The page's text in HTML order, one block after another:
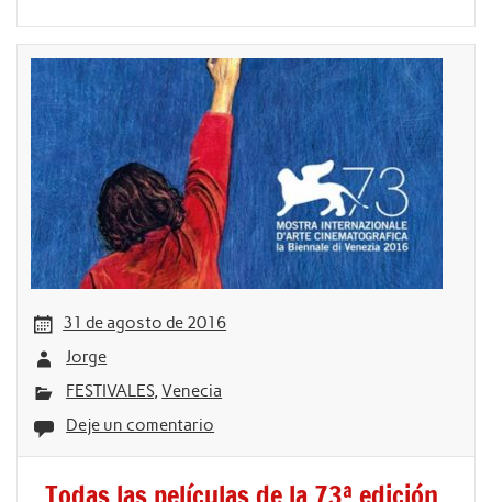
31 de agosto de 2016
Jorge
FESTIVALES,Venecia
Deje un comentario